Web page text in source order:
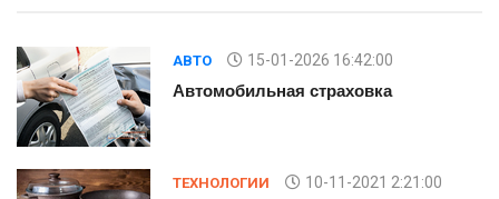
АВТО 15-01-2026 16:42:00
Автомобильная страховка
ТЕХНОЛОГИИ 10-11-2021 2:21:00